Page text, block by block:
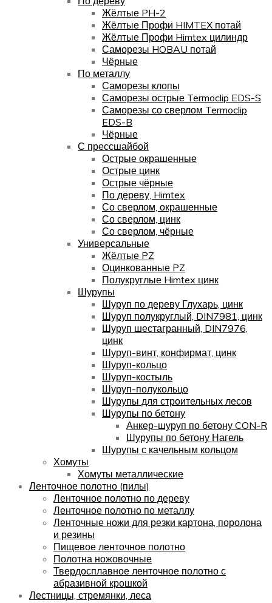
Жёлтые PH-2
Жёлтые Профи HIMTEX потай
Жёлтые Профи Himtex цилиндр
Саморезы HOBAU потай
Чёрные
По металлу
Саморезы клопы
Саморезы острые Termoclip EDS-S
Саморезы со сверлом Termoclip
EDS-B
Чёрные
С прессшайбой
Острые окрашенные
Острые цинк
Острые чёрные
По дереву, Himtex
Со сверлом, окрашенные
Со сверлом, цинк
Со сверлом, чёрные
Универсальные
Жёлтые PZ
Оцинкованные PZ
Полукруглые Himtex цинк
Шурупы
Шуруп по дереву Глухарь, цинк
Шуруп полукруглый, DIN7981, цинк
Шуруп шестагранный, DIN7976,
цинк
Шуруп-винт, конфирмат, цинк
Шуруп-кольцо
Шуруп-костыль
Шуруп-полукольцо
Шурупы для строительных лесов
Шурупы по бетону
Анкер-шуруп по бетону CON-R
Шурупы по бетону Нагель
Шурупы с качельным кольцом
Хомуты
Хомуты металлические
Ленточное полотно (пилы)
Ленточное полотно по дереву
Ленточное полотно по металлу
Ленточные ножи для резки картона, поролона
и резины
Пищевое ленточное полотно
Полотна ножовочные
Твердосплавное ленточное полотно с
абразивной крошкой
Лестницы, стремянки, леса